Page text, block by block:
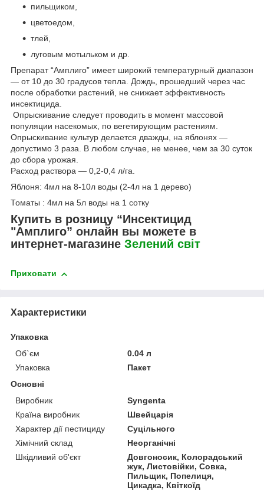
пильщиком,
цветоедом,
тлей,
луговым мотыльком и др.
Препарат “Амплиго” имеет широкий температурный диапазон
— от 10 до 30 градусов тепла. Дождь, прошедший через час
после обработки растений, не снижает эффективность
инсектицида.
Опрыскивание следует проводить в момент массовой
популяции насекомых, по вегетирующим растениям.
Опрыскивание культур делается дважды, на яблонях —
допустимо 3 раза. В любом случае, не менее, чем за 30 суток
до сбора урожая.
Расход раствора — 0,2-0,4 л/га.
Яблоня: 4мл на 8-10л воды (2-4л на 1 дерево)
Томаты : 4мл на 5л воды на 1 сотку
Купить в розницу “Инсектицид
"Амплиго” онлайн вы можете в
интернет-магазине Зелений світ
Приховати
Характеристики
Упаковка
Об`єм
0.04 л
Упаковка
Пакет
Основні
Виробник
Syngenta
Країна виробник
Швейцарія
Характер дії пестициду
Суцільного
Хімічний склад
Неорганічні
Шкідливий об'єкт
Довгоносик, Колорадський
жук, Листовійки, Совка,
Пильщик, Попелиця,
Цикадка, Квіткоїд